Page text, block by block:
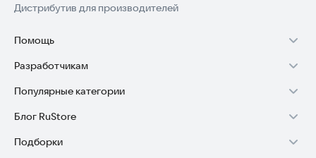
Дистрибутив для производителей
Помощь
Установка RuStore на TV
Установка RuStore на телефон
Установка RuStore в машину
Помощь пользователям RuStore
Разработчикам
Зарабатывать с RuStore
Стать разработчиком
Доступ к RuStore Консоль
Популярные категории
Игры для Android
Приложения банков
Блог RuStore
Обзоры игр для Android 2025
Подборки